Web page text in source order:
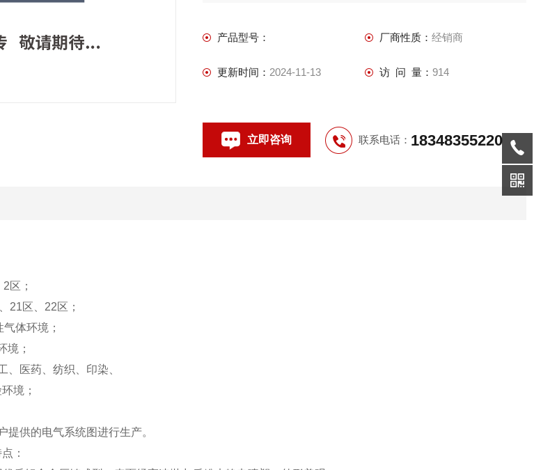
3． 采用国家标准设计，可选择壁挂式、立柱式、平面式等；
4． 可按客户要求加装防护箱，能够显示内部控制部分的显示，
产品型号： 厂商性质： 经销商
更新时间： 2024-11-13 访 问 量： 914
立即咨询 联系电话： 18348355220
区；
21区、22区；
体环境；
境；
、医药、纺织、印染、
境；
提供的电气系统图进行生产。
：